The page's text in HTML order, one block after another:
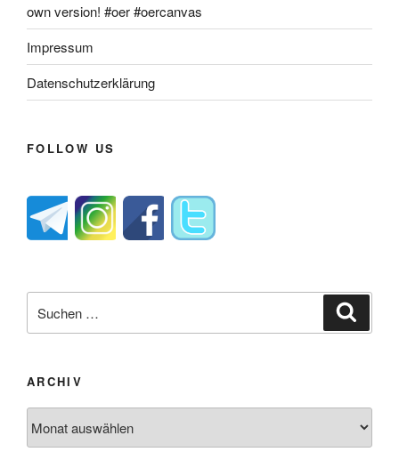
own version! #oer #oercanvas
Impressum
Datenschutzerklärung
FOLLOW US
nach:
ARCHIV